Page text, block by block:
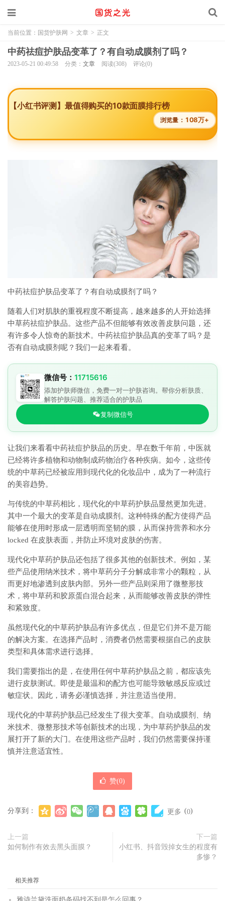
当前位置： 国货护肤网 > 文章 > 正文
中药祛痘护肤品变革了？有自动成膜剂了吗？
2023-05-21 00:49:58 分类： 文章 阅读(308) 评论(0)
【小红书评测】最值得购买的10款面膜排行榜
浏览量： 108万+
中药祛痘护肤品变革了？有自动成膜剂了吗？
随着人们对肌肤的重视程度不断提高，越来越多的人开始选择
中草药祛痘护肤品。这些产品不但能够有效改善皮肤问题，还
有许多令人惊奇的新技术。中药祛痘护肤品真的变革了吗？是
否有自动成膜剂呢？我们一起来看看。
微信号： 11715616
添加护肤师微信，免费一对一护肤咨询。帮你分析肤质、
解答护肤问题、推荐适合的护肤品
复制微信号
让我们来看看中药祛痘护肤品的历史。早在数千年前，中医就
已经将许多植物和动物制成药物治疗各种疾病。如今，这些传
统的中草药已经被应用到现代化的化妆品中，成为了一种流行
的美容趋势。
与传统的中草药相比，现代化的中草药护肤品显然更加先进。
其中一个最大的变革是自动成膜剂。这种特殊的配方使得产品
能够在使用时形成一层透明而坚韧的膜，从而保持营养和水分
locked 在皮肤表面，并防止环境对皮肤的伤害。
现代化中草药护肤品还包括了很多其他的创新技术。例如，某
些产品使用纳米技术，将中草药分子分解成非常小的颗粒，从
而更好地渗透到皮肤内部。另外一些产品则采用了微整形技
术，将中草药和胶原蛋白混合起来，从而能够改善皮肤的弹性
和紧致度。
虽然现代化的中草药护肤品有许多优点，但是它们并不是万能
的解决方案。在选择产品时，消费者仍然需要根据自己的皮肤
类型和具体需求进行选择。
我们需要指出的是，在使用任何中草药护肤品之前，都应该先
进行皮肤测试。即使是最温和的配方也可能导致敏感反应或过
敏症状。因此，请务必谨慎选择，并注意适当使用。
现代化的中草药护肤品已经发生了很大变革。自动成膜剂、纳
米技术、微整形技术等创新技术的出现，为中草药护肤品的发
展打开了新的大门。在使用这些产品时，我们仍然需要保持谨
慎并注意适宜性。
赞(0)
分享到： 更多 (0)
上一篇
如何制作有效去黑头面膜？
下一篇
小红书、抖音毁掉女生的程度有
多惨？
相关推荐